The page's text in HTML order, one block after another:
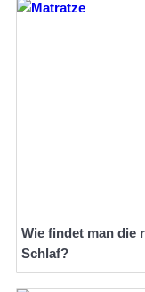
Wie findet man die
Schlaf?